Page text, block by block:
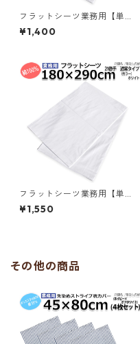
フラットシーツ業務用【単
品】綿100% 160×280cm シ
ングルワイドサイズ メール便
ル 旅館 民宿 民泊／36757502
0
¥1,400
フラットシーツ業務用【単
品】綿100% 180×290cm ダ
ブルサイズ メール便（ポスト
¥1,550
その他の商品